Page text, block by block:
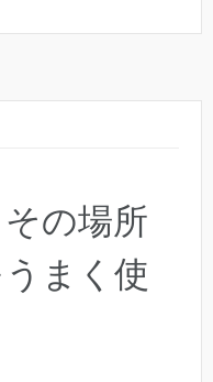
その場所
まく使